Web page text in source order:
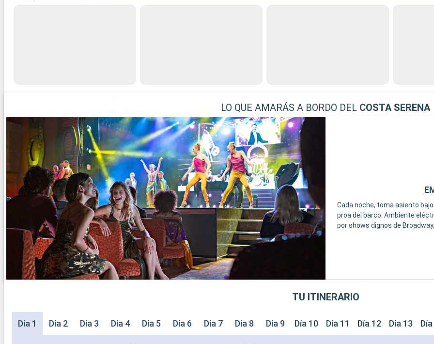
LO QUE AMARÁS A BORDO DEL COSTA SERENA
Cada noche, toma asiento
proa del barco. Ambiente
por shows dignos de
TU ITINERARIO
Día 1 Día 2 Día 3 Día 4 Día 5 Día 6 Día 7 Día 8 Día 9 Día 10 Día 11 Día 12 Día 13